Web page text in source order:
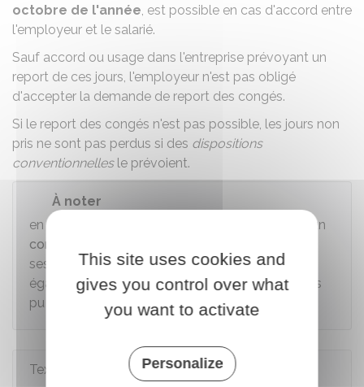
octobre de l'année, est possible en cas d'accord entre
l'employeur et le salarié.
Sauf accord ou usage dans l'entreprise prévoyant un
report de ces jours, l'employeur n'est pas obligé
d'accepter la demande de report des congés.
Si le report des congés n'est pas possible, les jours non
pris ne sont pas perdus si des dispositions
conventionnellesle prévoient.
À noter
en cas de retour d'un
ou d'un
congé d'adoption
ses congés payés non pris. Le report est
également possible lorsque les congés n'ont pas
pu être pris à cause de lamaladie du salarié
Textes de référence
This site uses cookies and
gives you control over what
you want to activate
Personalize